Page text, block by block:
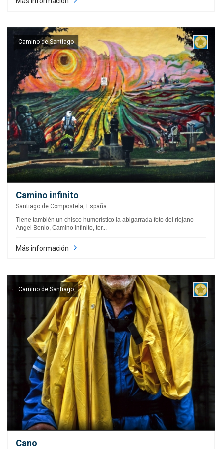
Camino de Santiago
Camino infinito
Santiago de Compostela, España
Tiene también un chisco humorístico la abigarrada foto del riojano
Angel Benio, Camino infinito, ter...
Más información
Camino de Santiago
Cano